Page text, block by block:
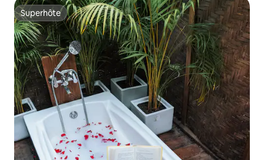
Superhôte
Superhôte